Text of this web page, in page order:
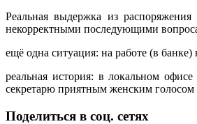
Реальная выдержка из
некорректными последующими
ещё одна ситуация: на работе (в
реальная история: в локальном
секретарю приятным женским
Поделиться в соц. сетях